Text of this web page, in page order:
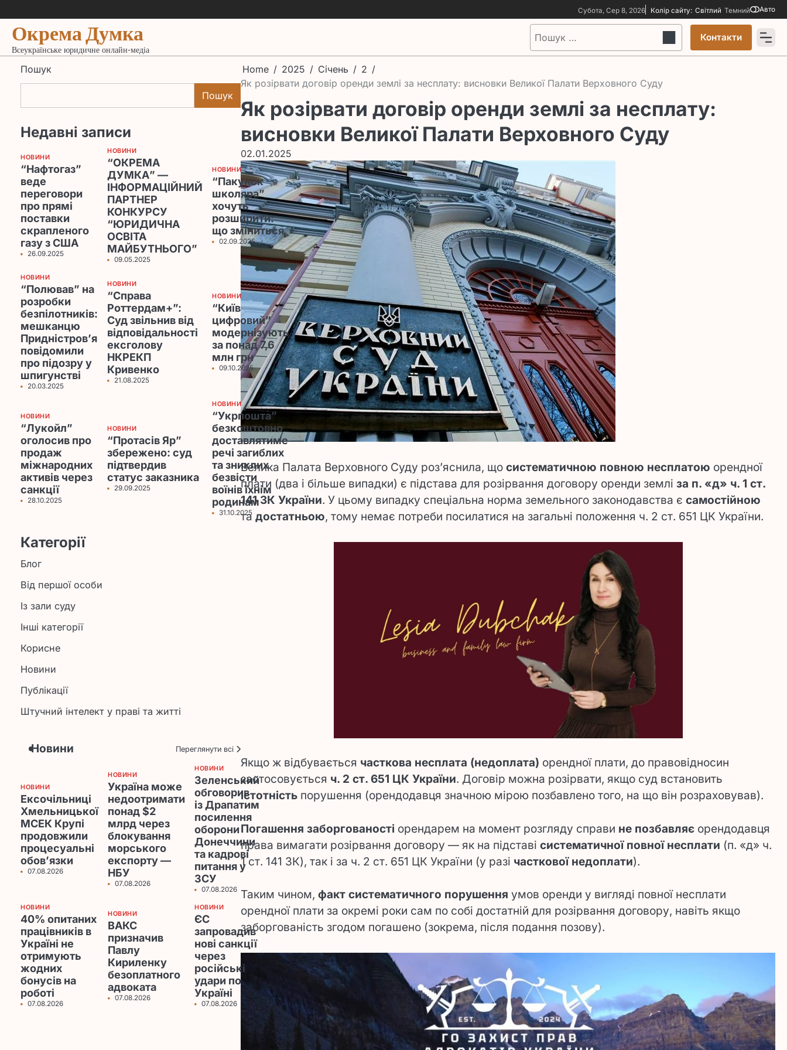
to
content
Субота, Сер 8, 2026 Колір сайту: Світлий Темний Авто
Окрема Думка
Всеукраїнське юридичне онлайн-медіа
Пошук: Контакти
Home 2025 Січень
2
Як розірвати договір оренди землі за несплату: висновки Великої Палати Верховного Суду
Як розірвати договір оренди землі за несплату:
висновки Великої Палати Верховного Суду
02.01.2025
Велика Палата Верховного Суду роз’яснила, щосистематичною повною несплатою орендної
плати (два і більше випадки) є підстава для розірвання договору оренди земліза п. «д» ч. 1 ст.
141 ЗК України. У цьому випадку спеціальна норма земельного законодавства єсамостійною
тадостатньою, тому немає потреби посилатися на загальні положення ч. 2 ст. 651 ЦК України.
Якщо ж відбувається часткова несплата (недоплата) орендної плати, до правовідносин
застосовується ч. 2 ст. 651 ЦК України. Договір можна розірвати, якщо суд встановить
істотність порушення (орендодавця значною мірою позбавлено того, на що він розраховував).
Погашення заборгованості орендарем на момент розгляду справи не позбавляє орендодавця
права вимагати розірвання договору — як на підставісистематичної повної несплати (п. «д» ч.
1 ст. 141 ЗК), так і за ч. 2 ст. 651 ЦК України (у разі часткової недоплати).
Таким чином,факт систематичного порушення умов оренди у вигляді повної несплати
орендної плати за окремі роки сам по собі достатній для розірвання договору, навіть якщо
заборгованість згодом погашено (зокрема, після подання позову).
Пошук
Пошук
Недавні записи
НОВИНИ
“Нафтогаз”
веде
переговори
про прямі
поставки
скрапленого
газу з США
26.09.2025
НОВИНИ
“ОКРЕМА
ДУМКА” —
ІНФОРМАЦІЙНИЙ
ПАРТНЕР
КОНКУРСУ
“ЮРИДИЧНА
ОСВІТА
МАЙБУТНЬОГО”
09.05.2025
НОВИНИ
“Пакунок
школяра”
хочуть
розширити:
що зміниться
02.09.2025
НОВИНИ
“Полював” на
розробки
безпілотників:
мешканцю
Придністров’я
повідомили
про підозру у
шпигунстві
20.03.2025
НОВИНИ
“Справа
Роттердам+”:
Суд звільнив від
відповідальності
ексголову
НКРЕКП
Кривенко
21.08.2025
НОВИНИ
“Київ
цифровий”
модернізують
за понад 7,6
млн грн
09.10.2025
НОВИНИ
“Лукойл”
оголосив про
продаж
міжнародних
активів через
санкції
28.10.2025
НОВИНИ
“Протасів Яр”
збережено: суд
підтвердив
статус заказника
29.09.2025
НОВИНИ
“Укрпошта”
безкоштовно
доставлятиме
речі загиблих
та зниклих
безвісти
воїнів їхнім
родинам
31.10.2025
Категорії
Блог
Від першої особи
Із зали суду
Інші категорії
Корисне
Новини
Публікації
Штучний інтелект у праві та житті
Новини Переглянути всі
НОВИНИ
Ексочільниці
Хмельницької
МСЕК Крупі
продовжили
процесуальні
обов’язки
07.08.2026
НОВИНИ
Україна може
недоотримати
понад $2
млрд через
блокування
морського
експорту —
НБУ
07.08.2026
НОВИНИ
Зеленський
обговорив
із Драпатим
посилення
оборони
Донеччини
та кадрові
питання у
ЗСУ
07.08.2026
НОВИНИ
40% опитаних
працівників в
Україні не
отримують
жодних
бонусів на
роботі
07.08.2026
НОВИНИ
ВАКС
призначив
Павлу
Кириленку
безоплатного
адвоката
07.08.2026
НОВИНИ
ЄС
запровадив
нові санкції
через
російські
удари по
Україні
07.08.2026